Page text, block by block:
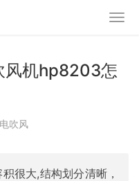
风机hp8203怎
吹风
很大,结构划分清晰，